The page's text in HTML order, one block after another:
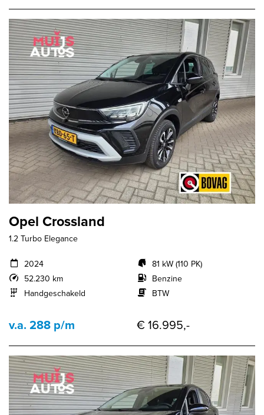
Opel Crossland
1.2 Turbo Elegance
2024
52.230 km
Handgeschakeld
81 kW (110 PK)
Benzine
BTW
v.a. 288 p/m € 16.995,-